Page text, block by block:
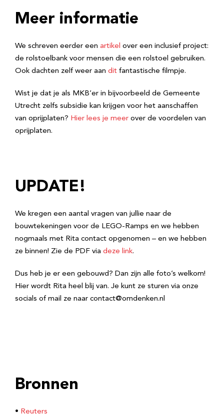
Meer informatie
We schreven eerder een artikel over een inclusief project:
de rolstoelbank voor mensen die een rolstoel gebruiken.
Ook dachten zelf weer aan dit fantastische filmpje.
Wist je dat je als MKB’er in bijvoorbeeld de Gemeente
Utrecht zelfs subsidie kan krijgen voor het aanschaffen
van oprijplaten? Hier lees je meer over de voordelen van
oprijplaten.
UPDATE!
We kregen een aantal vragen van jullie naar de
bouwtekeningen voor de LEGO-Ramps en we hebben
nogmaals met Rita contact opgenomen – en we hebben
ze binnen! Zie de PDF via deze link.
Dus heb je er een gebouwd? Dan zijn alle foto’s welkom!
Hier wordt Rita heel blij van. Je kunt ze sturen via onze
socials of mail ze naar contact@omdenken.nl
Bronnen
• Reuters